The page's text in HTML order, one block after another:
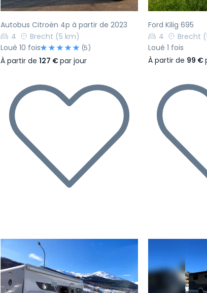
Autobus Citroën 4p à partir de 2023
4
Brecht (5 km)
Loué 10 fois
(5)
À partir de 127 €par jour
Ford Kilig 695
4
Brecht
Loué 1 fois
À partir de 99 €